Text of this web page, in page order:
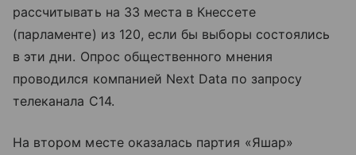
рассчитывать на 33 места в Кнессете
(парламенте) из 120, если бы выборы состоялись
в эти дни. Опрос общественного мнения
проводился компанией Next Data по запросу
телеканала C14.
На втором месте оказалась партия «Яшар»